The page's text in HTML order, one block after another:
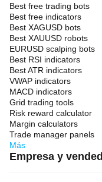
Best free trading bots
Best free indicators
Best XAGUSD bots
Best XAUUSD robots
EURUSD scalping bots
Best RSI indicators
Best ATR indicators
VWAP indicators
MACD indicators
Grid trading tools
Risk reward calculator
Margin calculators
Trade manager panels
Más
Empresa y